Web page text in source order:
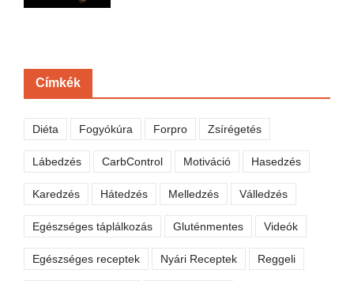
Címkék
Diéta Fogyókúra Forpro Zsírégetés
Lábedzés CarbControl Motiváció Hasedzés
Karedzés Hátedzés Melledzés Válledzés
Egészséges táplálkozás Gluténmentes Videók
Egészséges receptek Nyári Receptek Reggeli